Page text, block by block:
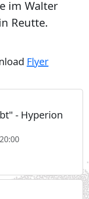
im Walter
Reutte.
Flyer
- Hyperion